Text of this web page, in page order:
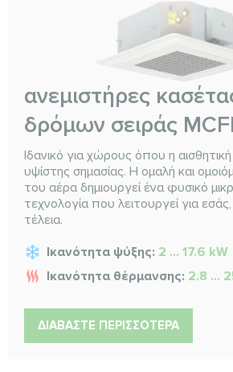
ανεμιστήρες
δρόμων σειράς
Ιδανικό για χώρους όπου η αισθητική
υψίστης σημασίας. Η ομαλή και
του αέρα δημιουργεί ένα φυσικό
τεχνολογία που λειτουργεί για
τέλεια.
Ικανότητα ψύξης: 2 ... 17.6 kW
Ικανότητα θέρμανσης: 2.8 ...
ΔΙΑΒΆΣΤΕ ΠΕΡΙΣΣΌΤΕΡΑ